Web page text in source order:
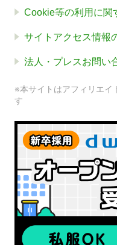
Cookie等の利用に関
サイトアクセス情報
法人・プレスお問い
※本サイトはアフィリエイ
す